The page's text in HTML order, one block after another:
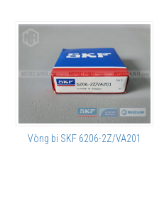
Vòng bi SKF 6206-2Z/VA201